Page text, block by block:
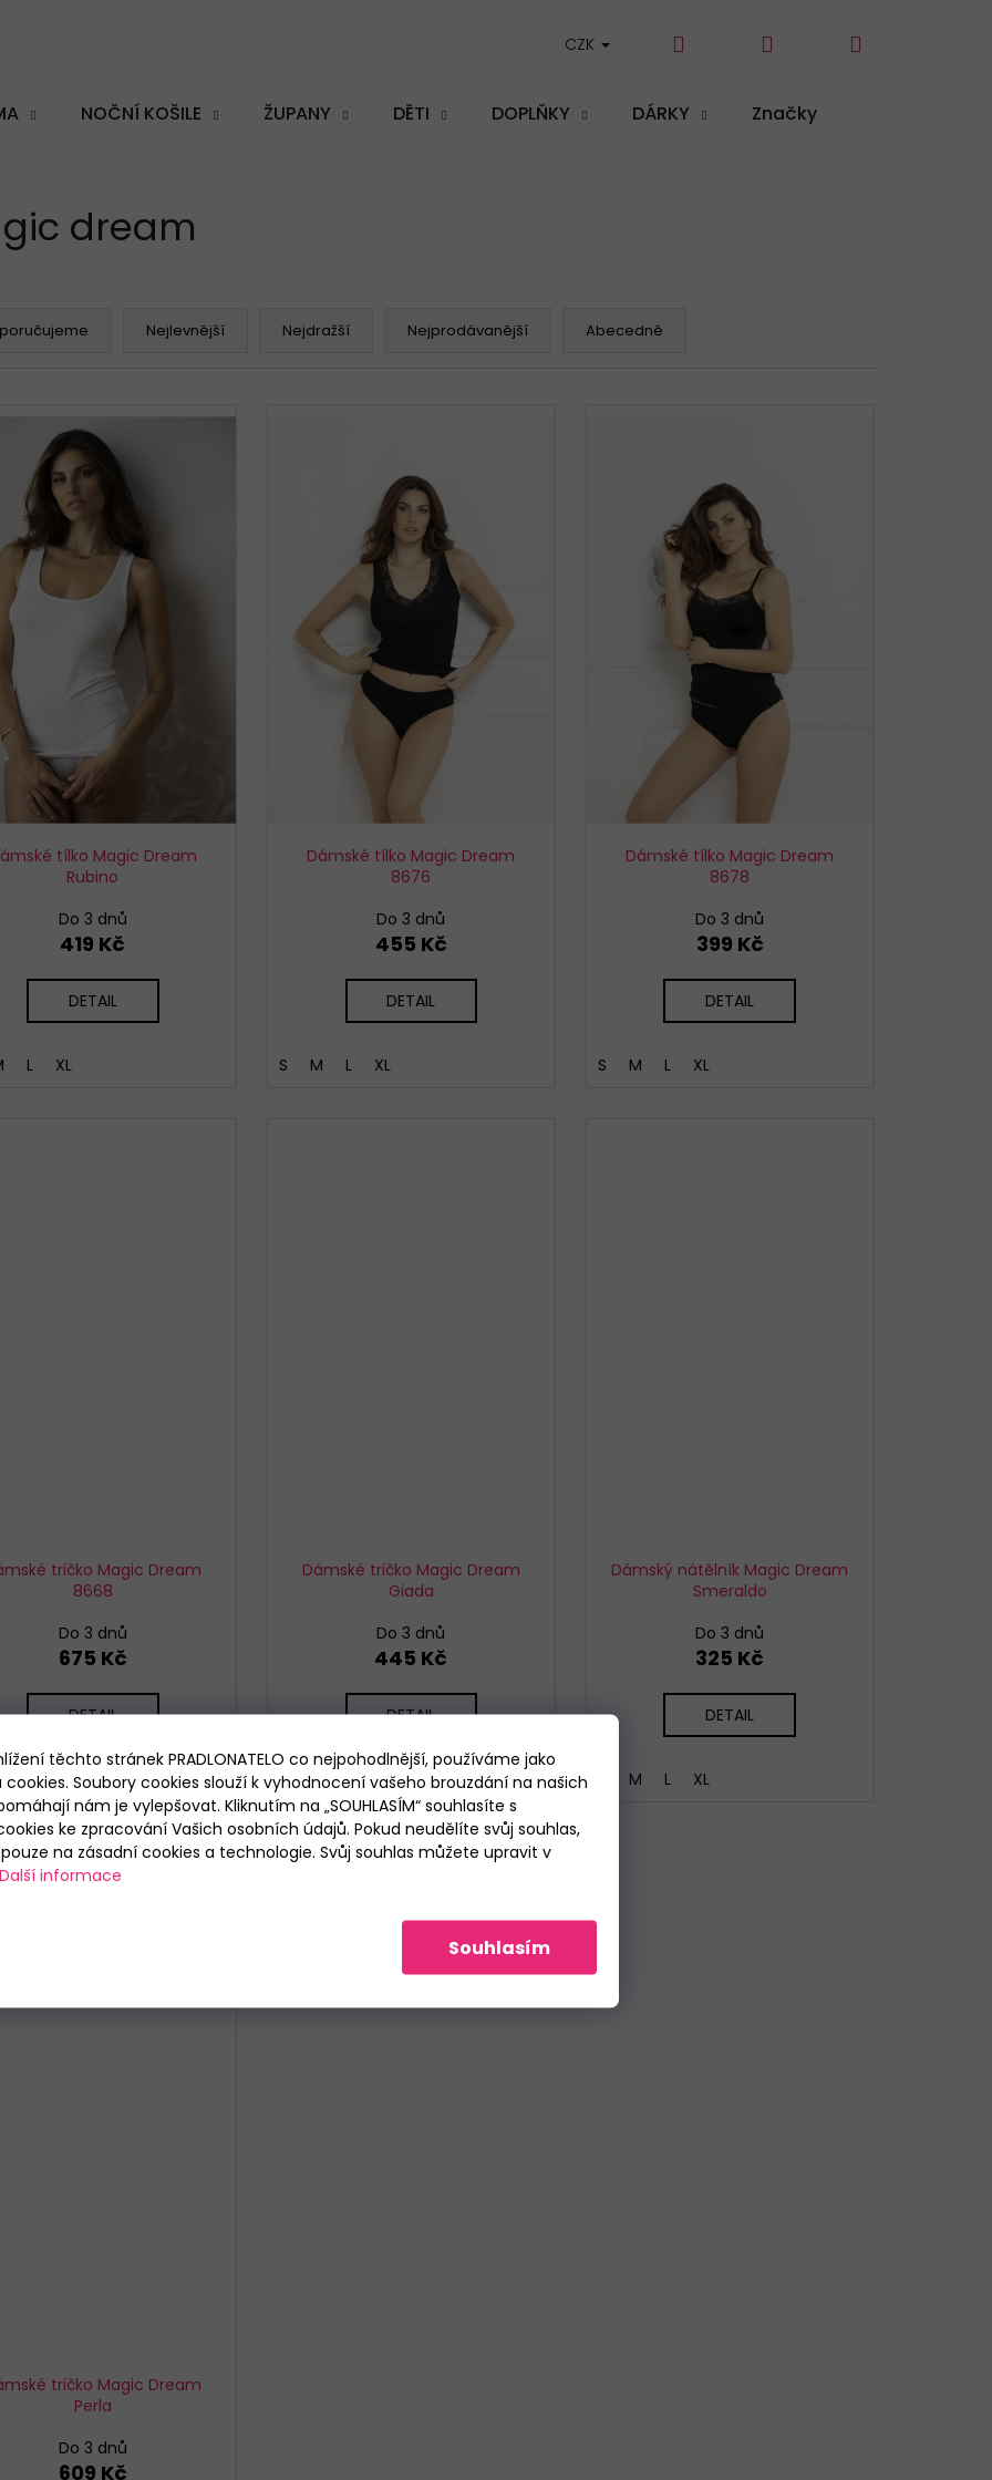
těchto stránek PRADLONATELO co nejpohodlnější, používáme jako
Soubory cookies slouží k vyhodnocení vašeho brouzdání na našich
nám je vylepšovat. Kliknutím na „SOUHLASÍM“ souhlasíte s
ke zpracování Vašich osobních údajů. Pokud neudělíte svůj souhlas,
na zásadní cookies a technologie. Svůj souhlas můžete upravit v
Další informace
Souhlasím
NOČNÍ KOŠILE ŽUPANY DĚTI DOPLŇKY DÁRKY Značky
CZK Přihlášení
dream
Nejlevnější Nejdražší Nejprodávanější Abecedně
tílko Magic Dream
Rubino
Do 3 dnů
419 Kč
DETAIL
L XL
Dámské tílko Magic Dream
8676
Do 3 dnů
455 Kč
DETAIL
S M L XL
Dámské tílko Magic Dream
8678
Do 3 dnů
399 Kč
DETAIL
S M L XL
tričko Magic Dream
8668
Do 3 dnů
675 Kč
DETAIL
L XL
Dámské tričko Magic Dream
Giada
Do 3 dnů
445 Kč
DETAIL
M L XL
Dámský nátělník Magic Dream
Smeraldo
Do 3 dnů
325 Kč
DETAIL
M L XL
tričko Magic Dream
Perla
Do 3 dnů
609 Kč
Co potřebujete najít?
Doporučujeme
BAVLNĚNÉ 3679 LOVELYGIRL
Kč
TRENÝRKY CORNETTE CLASSIC 001/197
319 Kč